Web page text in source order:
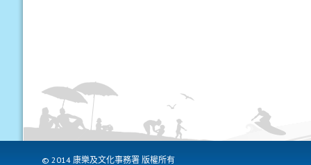
© 2014 康樂及文化事務署 版權所有